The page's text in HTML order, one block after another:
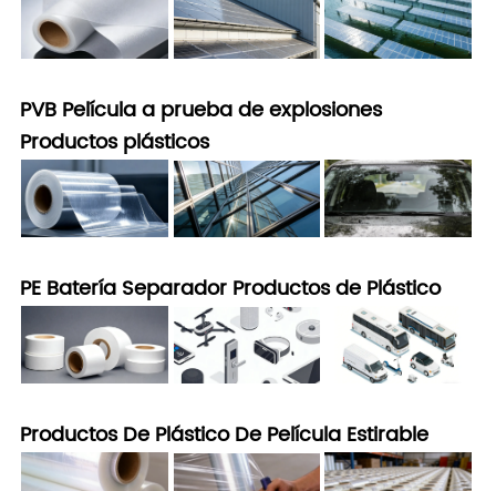
PVB Película a prueba de explosiones
Productos plásticos
PE Batería Separador Productos de Plástico
Productos De Plástico De Película Estirable